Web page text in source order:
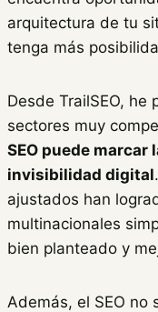
arquitectura de tu
tenga más
Desde TrailSEO, he
sectores muy
SEO puede
invisibilidad digital
ajustados han
multinacionales
bien planteado y
Además, el SEO no